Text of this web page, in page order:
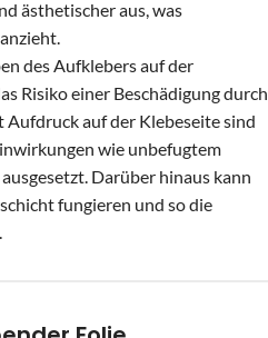
ästhetischer aus, was
des Aufklebers auf der
Risiko einer Beschädigung durch
auf der Klebeseite sind
wie unbefugtem
Darüber hinaus kann
fungieren und so die